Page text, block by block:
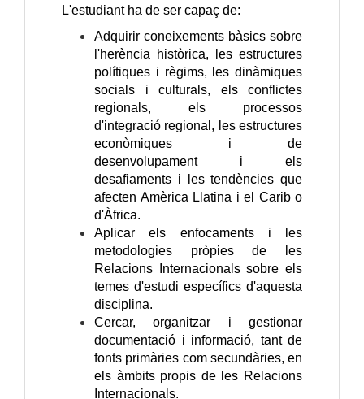
L'estudiant ha de ser capaç de:
Adquirir coneixements bàsics sobre
l'herència històrica, les estructures
polítiques i règims, les dinàmiques
socials i culturals, els conflictes
regionals, els processos
d'integració regional, les estructures
econòmiques i de
desenvolupament i els
desafiaments i les tendències que
afecten Amèrica Llatina i el Carib o
d'Àfrica.
Aplicar els enfocaments i les
metodologies pròpies de les
Relacions Internacionals sobre els
temes d'estudi específics d'aquesta
disciplina.
Cercar, organitzar i gestionar
documentació i informació, tant de
fonts primàries com secundàries, en
els àmbits propis de les Relacions
Internacionals.